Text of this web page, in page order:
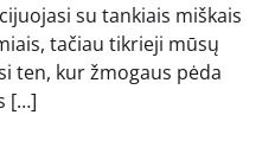
su tankiais miškais
tačiau tikrieji mūsų
ten, kur žmogaus pėda
[…]